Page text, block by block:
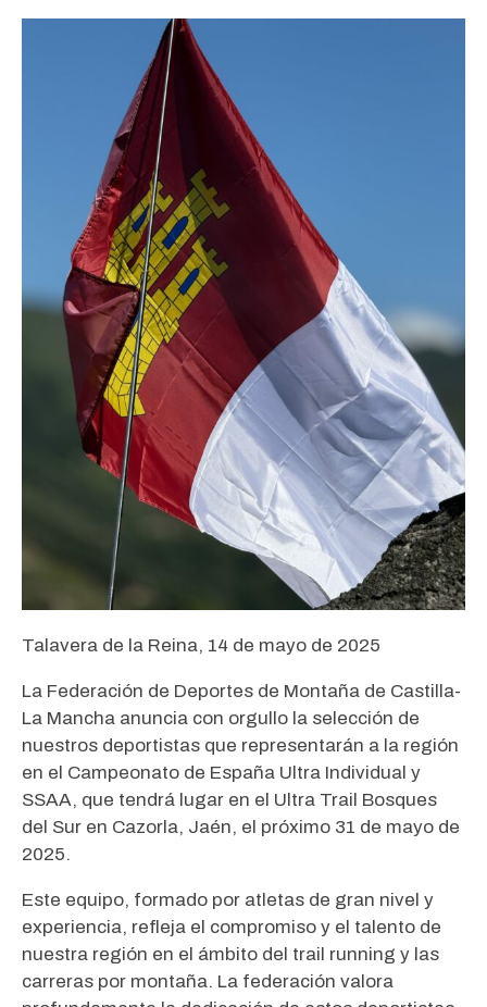
Talavera de la Reina, 14 de mayo de 2025
La Federación de Deportes de Montaña de Castilla-
La Mancha anuncia con orgullo la selección de
nuestros deportistas que representarán a la región
en el Campeonato de España Ultra Individual y
SSAA, que tendrá lugar en el Ultra Trail Bosques
del Sur en Cazorla, Jaén, el próximo 31 de mayo de
2025.
Este equipo, formado por atletas de gran nivel y
experiencia, refleja el compromiso y el talento de
nuestra región en el ámbito del trail running y las
carreras por montaña. La federación valora